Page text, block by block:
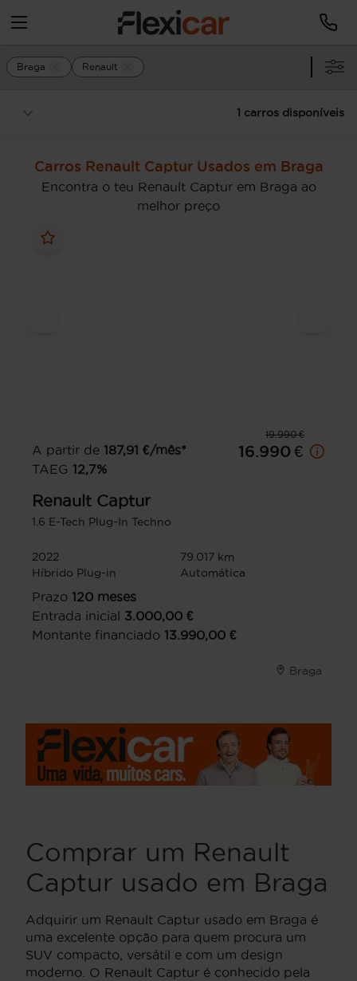
Braga Renault
1 carros disponíveis
Carros Renault Captur Usados em Braga
Encontra o teu Renault Captur em Braga ao
melhor preço
19.990 €
A partir de 187,91 €/mês*
TAEG 12,7%
16.990 €
Renault Captur
1.6 E-Tech Plug-In Techno
2022
79.017 km
Híbrido Plug-in
Automática
Prazo 120 meses
Entrada inicial 3.000,00 €
Montante financiado 13.990,00 €
Braga
Comprar um Renault
Captur usado em Braga
Adquirir um Renault Captur usado em Braga é
uma excelente opção para quem procura um
SUV compacto, versátil e com um design
moderno. O Renault Captur é conhecido pela